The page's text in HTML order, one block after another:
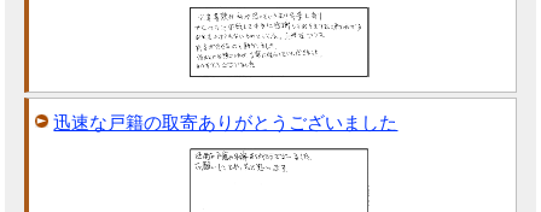
迅速な戸籍の取寄ありがとうございました